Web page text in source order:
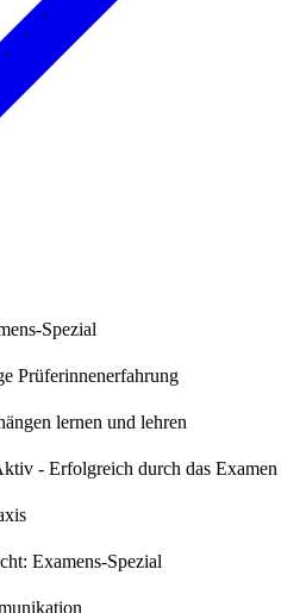
Spezial
Prüferinnenerfahrung
lernen und lehren
- Erfolgreich durch das Examen
Examens-Spezial